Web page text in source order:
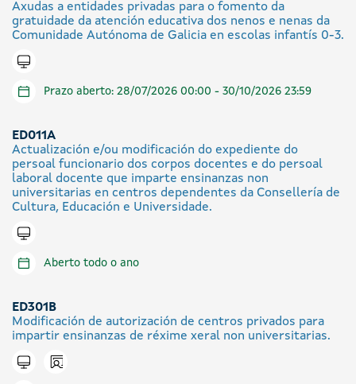
Axudas a entidades privadas para o fomento da
gratuidade da atención educativa dos nenos e nenas da
Comunidade Autónoma de Galicia en escolas infantís 0-3.
Tramitar en liña
Prazo aberto: 28/07/2026 00:00 - 30/10/2026 23:59
ED011A
Actualización e/ou modificación do expediente do
persoal funcionario dos corpos docentes e do persoal
laboral docente que imparte ensinanzas non
universitarias en centros dependentes da Consellería de
Cultura, Educación e Universidade.
Tramitar en liña
Aberto todo o ano
ED301B
Modificación de autorización de centros privados para
impartir ensinanzas de réxime xeral non universitarias.
Tramitar en liña
Icono presencial